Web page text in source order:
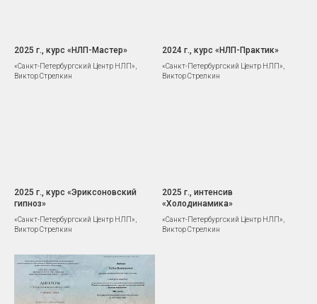
2025 г., курс «НЛП-Мастер»
«Санкт-Петербургский Центр НЛП»,
Виктор Стрелкин
2024 г., курс «НЛП-Практик»
«Санкт-Петербургский Центр НЛП»,
Виктор Стрелкин
2025 г., курс «Эриксоновский
гипноз»
«Санкт-Петербургский Центр НЛП»,
Виктор Стрелкин
2025 г., интенсив
«Холодинамика»
«Санкт-Петербургский Центр НЛП»,
Виктор Стрелкин